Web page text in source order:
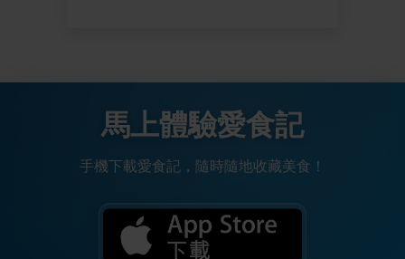
馬上體驗愛食記
手機下載愛食記，隨時隨地收藏美食！